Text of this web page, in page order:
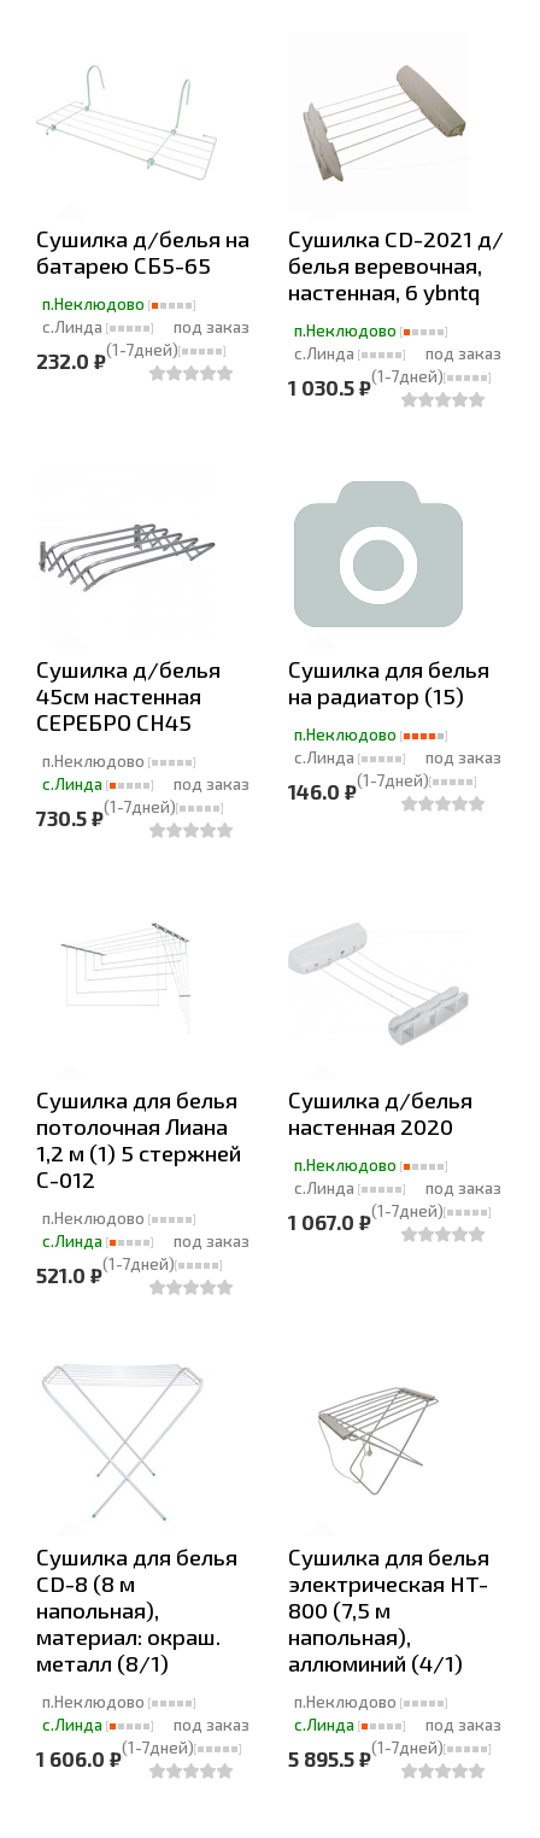
Сушилка д/белья на
батарею СБ5-65
п.Неклюдово
с.Линда
под заказ
(1-7дней)
232.0 ₽
Сушилка CD-2021 д/
белья веревочная,
настенная, 6 ybntq
п.Неклюдово
с.Линда
под заказ
(1-7дней)
1 030.5 ₽
Сушилка д/белья
45см настенная
СЕРЕБРО СН45
п.Неклюдово
с.Линда
под заказ
(1-7дней)
730.5 ₽
Сушилка для белья
на радиатор (15)
п.Неклюдово
с.Линда
под заказ
(1-7дней)
146.0 ₽
Сушилка для белья
потолочная Лиана
1,2 м (1) 5 стержней
С-012
п.Неклюдово
с.Линда
под заказ
(1-7дней)
521.0 ₽
Сушилка д/белья
настенная 2020
п.Неклюдово
с.Линда
под заказ
(1-7дней)
1 067.0 ₽
Сушилка для белья
CD-8 (8 м
напольная),
материал: окраш.
металл (8/1)
п.Неклюдово
с.Линда
под заказ
(1-7дней)
1 606.0 ₽
Сушилка для белья
электрическая HT-
800 (7,5 м
напольная),
аллюминий (4/1)
п.Неклюдово
с.Линда
под заказ
(1-7дней)
5 895.5 ₽